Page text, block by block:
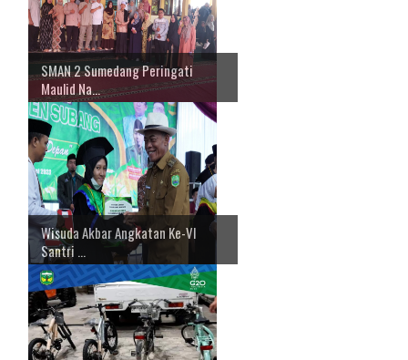
SMAN 2 Sumedang Peringati
Maulid Na...
Wisuda Akbar Angkatan Ke-Vl
Santri ...